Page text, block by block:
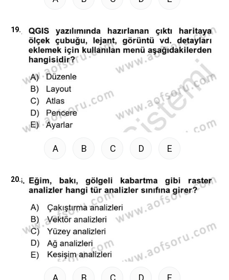
19.
A B C D E
20.